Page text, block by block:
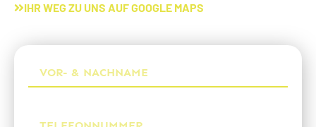
IHR WEG ZU UNS AUF GOOGLE MAPS